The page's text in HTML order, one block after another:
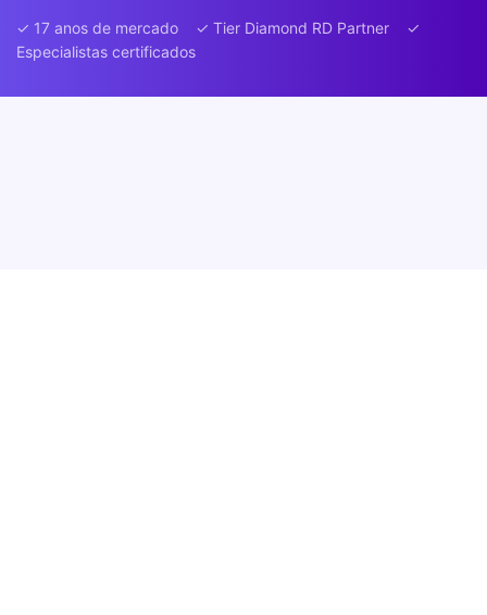
✓ 17 anos de mercado ✓ Tier Diamond RD Partner ✓
Especialistas certificados